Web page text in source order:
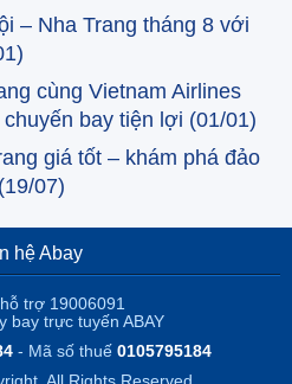
– Nha Trang tháng 8 với
cùng Vietnam Airlines
bay tiện lợi (01/01)
giá tốt – khám phá đảo
(19/07)
hệ Abay
trợ 19006091
bay trực tuyến ABAY
- Mã số thuế 0105795184